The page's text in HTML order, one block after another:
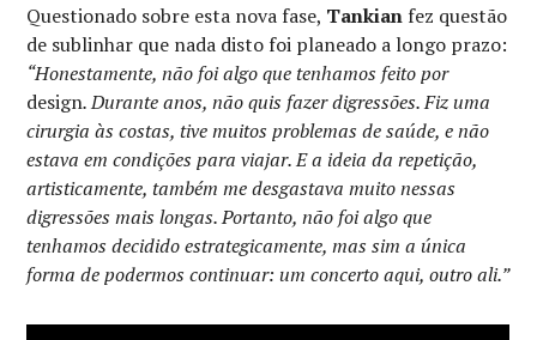
Questionado sobre esta nova fase, Tankian fez questão
de sublinhar que nada disto foi planeado a longo prazo:
“Honestamente, não foi algo que tenhamos feito por
design. Durante anos, não quis fazer digressões. Fiz uma
cirurgia às costas, tive muitos problemas de saúde, e não
estava em condições para viajar. E a ideia da repetição,
artisticamente, também me desgastava muito nessas
digressões mais longas. Portanto, não foi algo que
tenhamos decidido estrategicamente, mas sim a única
forma de podermos continuar: um concerto aqui, outro ali.”